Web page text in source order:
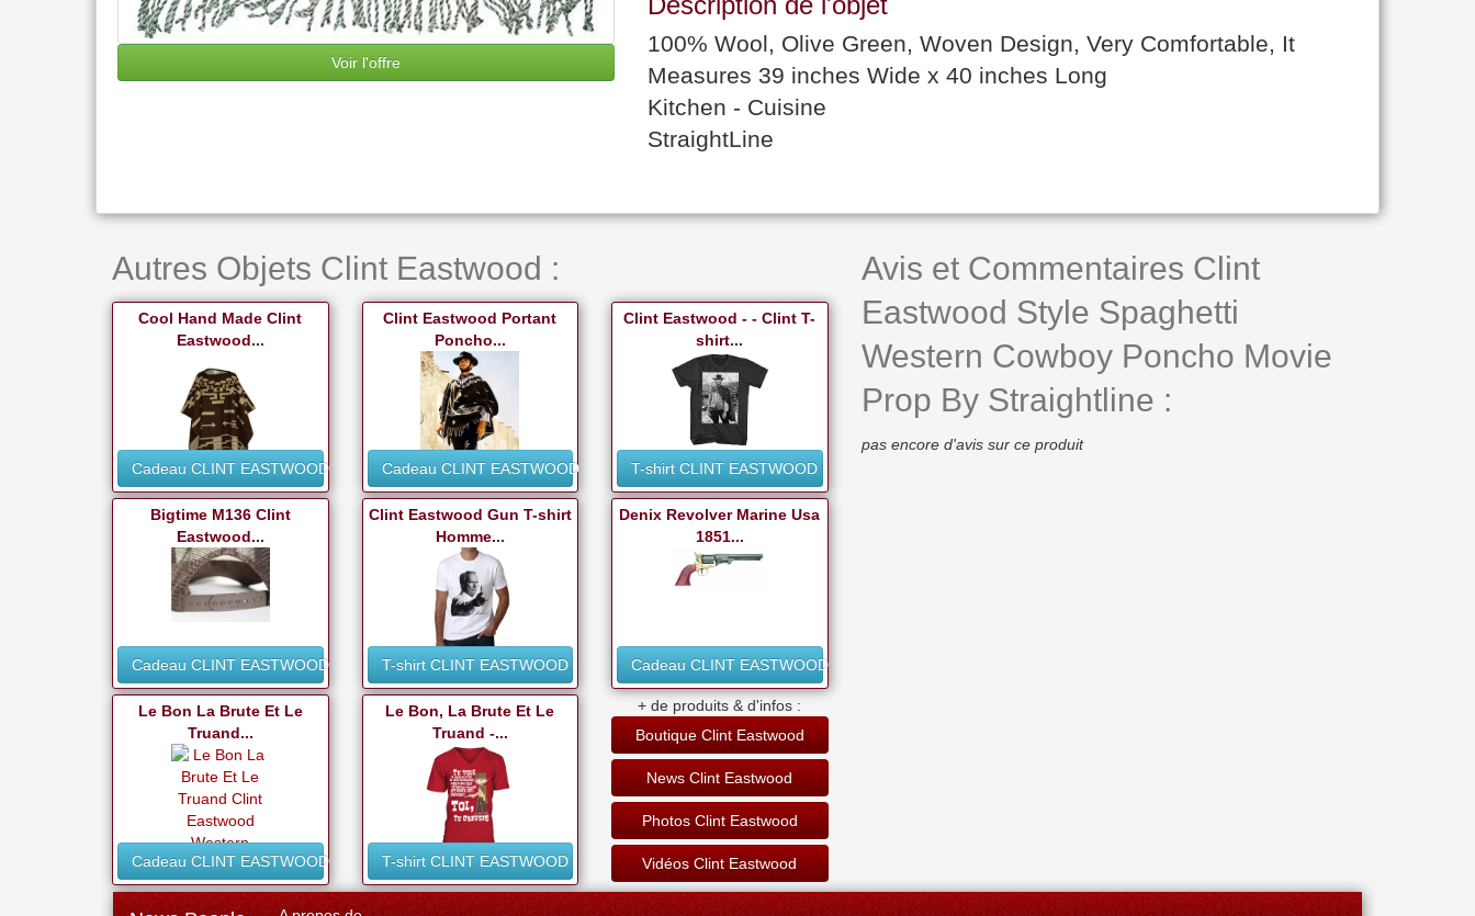
Voir l'offre
100% Wool, Olive Green, Woven Design, Very Comfortable, It
Measures 39 inches Wide x 40 inches Long
Kitchen - Cuisine
StraightLine
Autres Objets Clint Eastwood :
Cool Hand Made Clint
Eastwood...
Cadeau CLINT EASTWOOD
Clint Eastwood Portant
Poncho...
Cadeau CLINT EASTWOOD
Clint Eastwood - - Clint T-
shirt...
T-shirt CLINT EASTWOOD
Bigtime M136 Clint
Eastwood...
Cadeau CLINT EASTWOOD
Clint Eastwood Gun T-shirt
Homme...
T-shirt CLINT EASTWOOD
Denix Revolver Marine Usa
1851...
Cadeau CLINT EASTWOOD
Le Bon La Brute Et Le
Truand...
Cadeau CLINT EASTWOOD
Le Bon, La Brute Et Le
Truand -...
T-shirt CLINT EASTWOOD
+ de produits & d'infos :
Boutique Clint Eastwood
News Clint Eastwood
Photos Clint Eastwood
Vidéos Clint Eastwood
Avis et Commentaires Clint
Eastwood Style Spaghetti
Western Cowboy Poncho Movie
Prop By Straightline :
pas encore d'avis sur ce produit